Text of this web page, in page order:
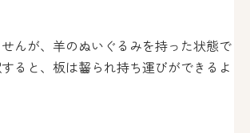
んが、羊のぬいぐるみを持った状態で
ると、板は齧られ持ち運びができるよ